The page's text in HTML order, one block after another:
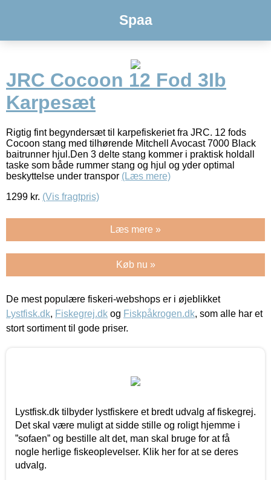
Spaa
JRC Cocoon 12 Fod 3Ib
Karpesæt
Rigtig fint begyndersæt til karpefiskeriet fra JRC. 12 fods
Cocoon stang med tilhørende Mitchell Avocast 7000 Black
baitrunner hjul.Den 3 delte stang kommer i praktisk holdall
taske som både rummer stang og hjul og yder optimal
beskyttelse under transpor (Læs mere)
1299 kr. (Vis fragtpris)
Læs mere »
Køb nu »
De mest populære fiskeri-webshops er i øjeblikket
Lystfisk.dk, Fiskegrej.dk og Fiskpåkrogen.dk, som alle har et
stort sortiment til gode priser.
Lystfisk.dk tilbyder lystfiskere et bredt udvalg af fiskegrej.
Det skal være muligt at sidde stille og roligt hjemme i
”sofaen” og bestille alt det, man skal bruge for at få
nogle herlige fiskeoplevelser. Klik her for at se deres
udvalg.